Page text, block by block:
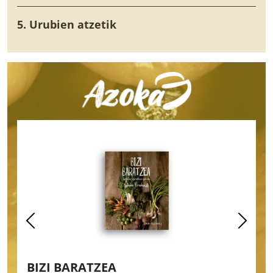
5. Urubien atzetik
BIZI BARATZEA